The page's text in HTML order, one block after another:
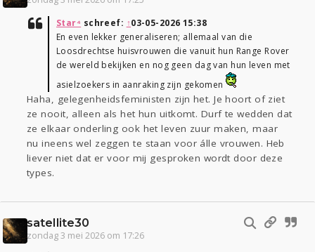
Star⁴ schreef: ↑03-05-2026 15:38
En even lekker generaliseren; allemaal van die
Loosdrechtse huisvrouwen die vanuit hun Range Rover
de wereld bekijken en nog geen dag van hun leven met
asielzoekers in aanraking zijn gekomen
Haha, gelegenheidsfeministen zijn het. Je hoort of ziet
ze nooit, alleen als het hun uitkomt. Durf te wedden dat
ze elkaar onderling ook het leven zuur maken, maar
nu ineens wel zeggen te staan voor álle vrouwen. Heb
liever niet dat er voor mij gesproken wordt door deze
types.
satellite30
zondag 3 mei 2026 om 17:26